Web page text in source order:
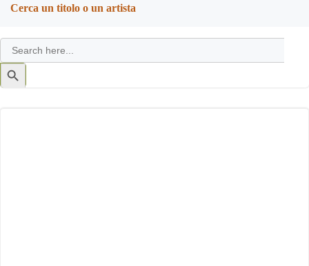
Cerca un titolo o un artista
Search
for:
Search
Button